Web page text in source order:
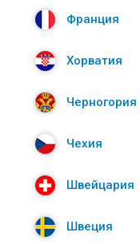
Франция
Хорватия
Черногория
Чехия
Швейцария
Швеция